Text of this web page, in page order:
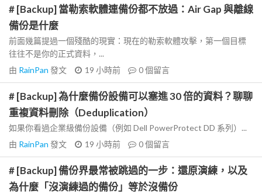
# [Backup] 當勒索軟體連備份都不放過：Air Gap 與離線
備份是什麼
前面幾篇提過一個殘酷的現實：現在的勒索軟體攻擊，第一個目標
往往不是你的正式資料，...
由 RainPan 發文 19 小時前 0個留言
# [Backup] 為什麼備份設備可以塞進 30 倍的資料？聊聊
重複資料刪除（Deduplication）
如果你看過企業級備份設備（例如 Dell PowerProtect DD 系列）...
由 RainPan 發文 19 小時前 0個留言
# [Backup] 備份界最常被跳過的一步：還原演練，以及
為什麼「沒演練過的備份」等於沒備份